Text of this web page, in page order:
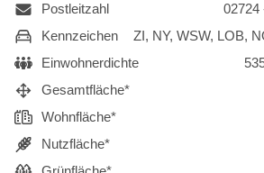
Postleitzahl
02724
Kennzeichen
ZI, NY, WSW, LOB,
Einwohnerdichte
Gesamtfläche*
Wohnfläche*
Nutzfläche*